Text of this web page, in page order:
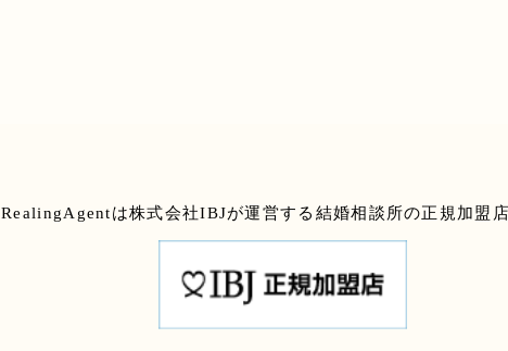
RealingAgentは株式会社IBJが運営する結婚相談所の正規加盟店